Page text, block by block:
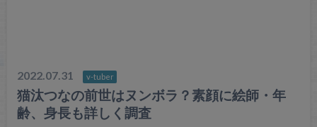
2022.07.31 v-tuber
猫汰つなの前世はヌンボラ？素顔に絵師・年
齢、身長も詳しく調査